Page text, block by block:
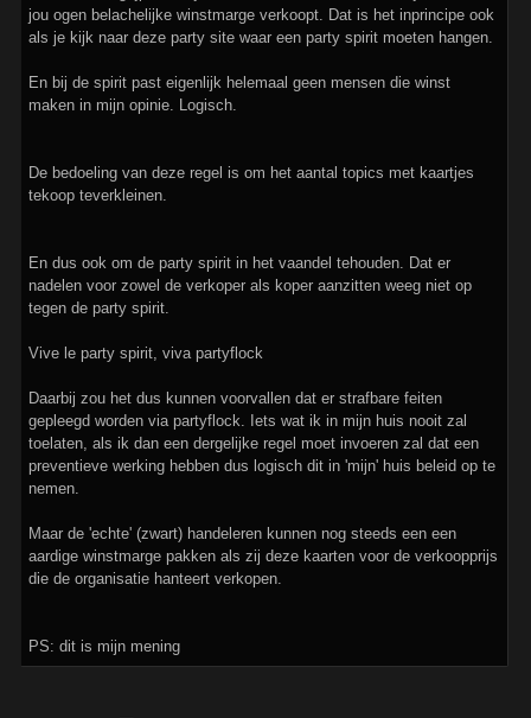
jou ogen belachelijke winstmarge verkoopt. Dat is het inprincipe ook
als je kijk naar deze party site waar een party spirit moeten hangen.
En bij de spirit past eigenlijk helemaal geen mensen die winst
maken in mijn opinie. Logisch.
De bedoeling van deze regel is om het aantal topics met kaartjes
tekoop teverkleinen.
En dus ook om de party spirit in het vaandel tehouden. Dat er
nadelen voor zowel de verkoper als koper aanzitten weeg niet op
tegen de party spirit.
Vive le party spirit, viva partyflock
Daarbij zou het dus kunnen voorvallen dat er strafbare feiten
gepleegd worden via partyflock. Iets wat ik in mijn huis nooit zal
toelaten, als ik dan een dergelijke regel moet invoeren zal dat een
preventieve werking hebben dus logisch dit in 'mijn' huis beleid op te
nemen.
Maar de 'echte' (zwart) handeleren kunnen nog steeds een een
aardige winstmarge pakken als zij deze kaarten voor de verkoopprijs
die de organisatie hanteert verkopen.
PS: dit is mijn mening